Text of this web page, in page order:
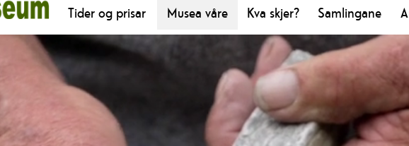
Tider og prisar Musea våre Kva skjer? Samlingane